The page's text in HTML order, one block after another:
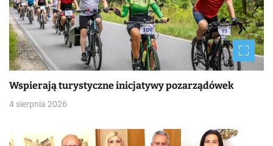
Wspierają turystyczne inicjatywy pozarządówek
4 sierpnia 2026